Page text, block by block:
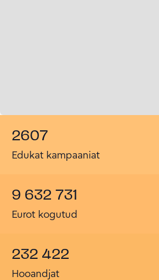
2607
Edukat kampaaniat
9 632 731
Eurot kogutud
232 422
Hooandjat